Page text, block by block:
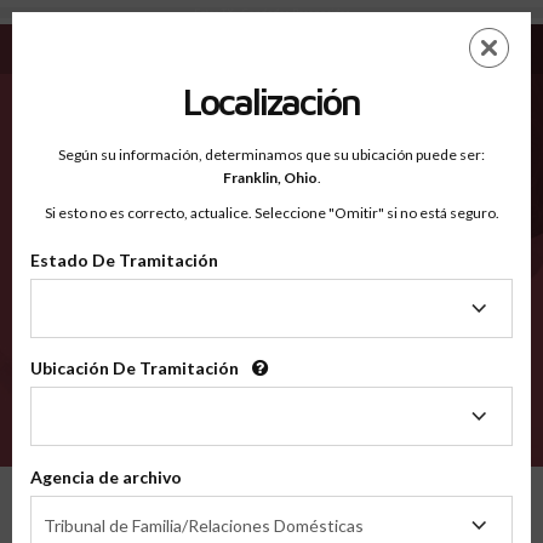
Ector TX - Condados Reconocidos
EN
Condados Reconocidos
2600
Localización
Según su información, determinamos que su ubicación puede ser:
Franklin, Ohio.
Si esto no es correcto, actualice. Seleccione "Omitir" si no está seguro.
Estado De Tramitación
Tramitación
Ubicación De Tramitación
Tramitación
Agencia de archivo
Tribunal de Familia/Relaciones Domésticas
de